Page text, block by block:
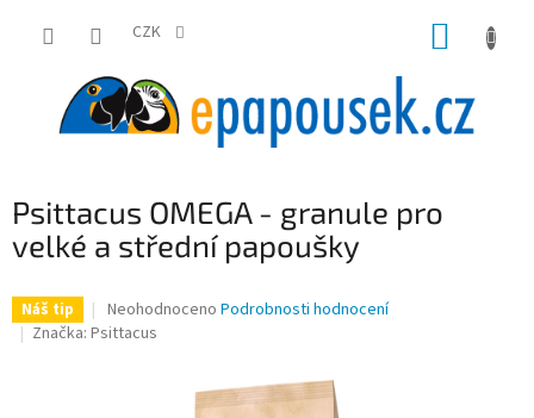
CZK
Psittacus OMEGA - granule pro
velké a střední papoušky
Náš tip
Průměrné
hodnocení
Neohodnoceno Podrobnosti hodnocení
Značka: Psittacus